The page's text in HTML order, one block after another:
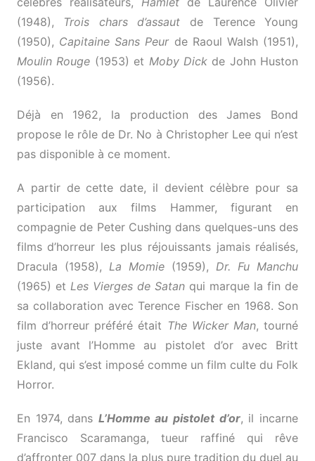
(1948), Trois chars d’assaut de Terence Young
(1950), Capitaine Sans Peurde Raoul Walsh (1951),
Moulin Rouge (1953) et Moby Dickde John Huston
(1956).
Déjà en 1962, la production des James Bond
propose le rôle de Dr. No à Christopher Lee qui n’est
pas disponible à ce moment.
A partir de cette date, il devient célèbre pour sa
participation aux films Hammer, figurant en
compagnie de Peter Cushing dans quelques-uns des
films d’horreur les plus réjouissants jamais réalisés,
Dracula (1958), La Momie (1959),Dr. Fu Manchu
(1965) et Les Vierges de Satan qui marque la fin de
sa collaboration avec Terence Fischer en 1968. Son
film d’horreur préféré était The Wicker Man, tourné
juste avant l’Homme au pistolet d’or avec Britt
Ekland, qui s’est imposé comme un film culte du Folk
Horror.
En 1974, dans L’Homme au pistolet d’or, il incarne
Francisco Scaramanga, tueur raffiné qui rêve
d’affronter 007 dans la plus pure tradition du duel au